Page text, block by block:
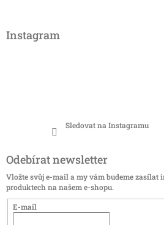
Instagram
Sledovat na Instagramu
Odebírat newsletter
Vložte svůj e-mail a my vám budeme zasílat
produktech na našem e-shopu.
E-mail